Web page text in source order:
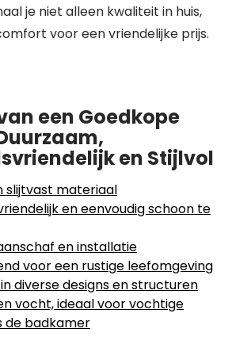
je niet alleen kwaliteit in huis,
voor een vriendelijke prijs.
een Goedkope
en Stijlvol
slijtvast materiaal
en eenvoudig schoon te
en installatie
voor een rustige leefomgeving
diverse designs en structuren
vocht, ideaal voor vochtige
de badkamer